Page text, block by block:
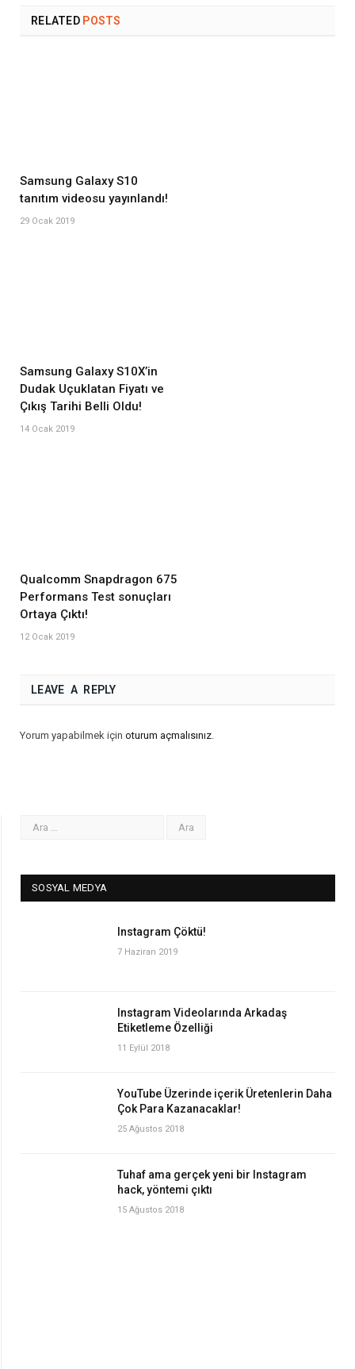
RELATEDPOSTS
Samsung Galaxy S10
tanıtım videosu yayınlandı!
29 Ocak 2019
Samsung Galaxy S10X’in
Dudak Uçuklatan Fiyatı ve
Çıkış Tarihi Belli Oldu!
14 Ocak 2019
Qualcomm Snapdragon 675
Performans Test sonuçları
Ortaya Çıktı!
12 Ocak 2019
LEAVE A REPLY
Yorum yapabilmek için oturum açmalısınız.
SOSYAL MEDYA
Instagram Çöktü!
7 Haziran 2019
Instagram Videolarında Arkadaş
Etiketleme Özelliği
11 Eylül 2018
YouTube Üzerinde içerik Üretenlerin Daha
Çok Para Kazanacaklar!
25 Ağustos 2018
Tuhaf ama gerçek yeni bir Instagram
hack, yöntemi çıktı
15 Ağustos 2018